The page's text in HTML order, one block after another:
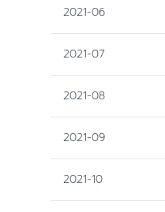
2021-06
2021-07
2021-08
2021-09
2021-10